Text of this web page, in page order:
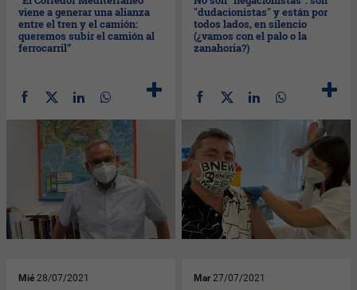
viene a generar una alianza
entre el tren y el camión:
queremos subir el camión al
ferrocarril”
"dudacionistas" y están por
todos lados, en silencio
(¿vamos con el palo o la
zanahoria?)
Mié 28/07/2021 Mar 27/07/2021